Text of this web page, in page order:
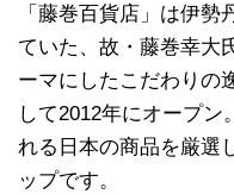
「藤巻百貨店」は伊
ていた、故・藤巻幸大
ーマにしたこだわりの
して2012年にオープン
れる日本の商品を厳選
ップです。